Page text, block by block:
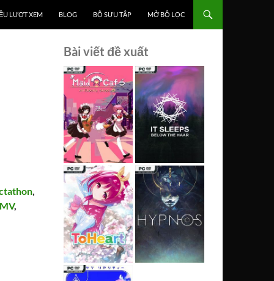
LƯỢT XEM BLOG BỘ SƯU TẬP MỞ BỘ LỌC
,
,
Bài viết đề xuất